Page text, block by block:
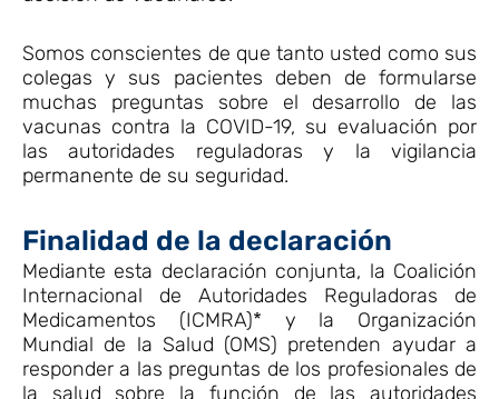
Somos conscientes de que tanto usted como sus
colegas y sus pacientes deben de formularse
muchas preguntas sobre el desarrollo de las
vacunas contra la COVID-19, su evaluación por
las autoridades reguladoras y la vigilancia
permanente de su seguridad.
Finalidad de la declaración
Mediante esta declaración conjunta, la Coalición
Internacional de Autoridades Reguladoras de
Medicamentos (ICMRA)* y la Organización
Mundial de la Salud (OMS) pretenden ayudar a
responder a las preguntas de los profesionales de
la salud sobre la función de las autoridades